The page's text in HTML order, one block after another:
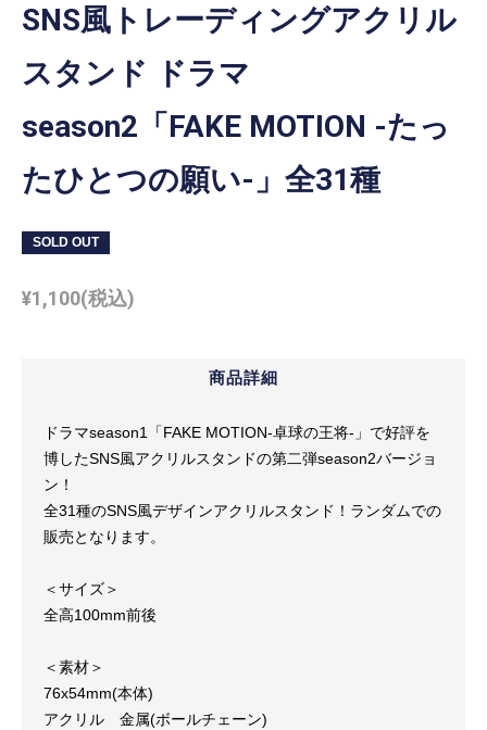
SNS風トレーディングアクリル
スタンド ドラマ
season2「FAKE MOTION -たっ
たひとつの願い-」全31種
SOLD OUT
¥1,100(税込)
商品詳細
ドラマseason1「FAKE MOTION-卓球の王将-」で好評を
博したSNS風アクリルスタンドの第二弾season2バージョ
ン！
全31種のSNS風デザインアクリルスタンド！ランダムでの
販売となります。
＜サイズ＞
全高100mm前後
＜素材＞
76x54mm(本体)
アクリル 金属(ボールチェーン)